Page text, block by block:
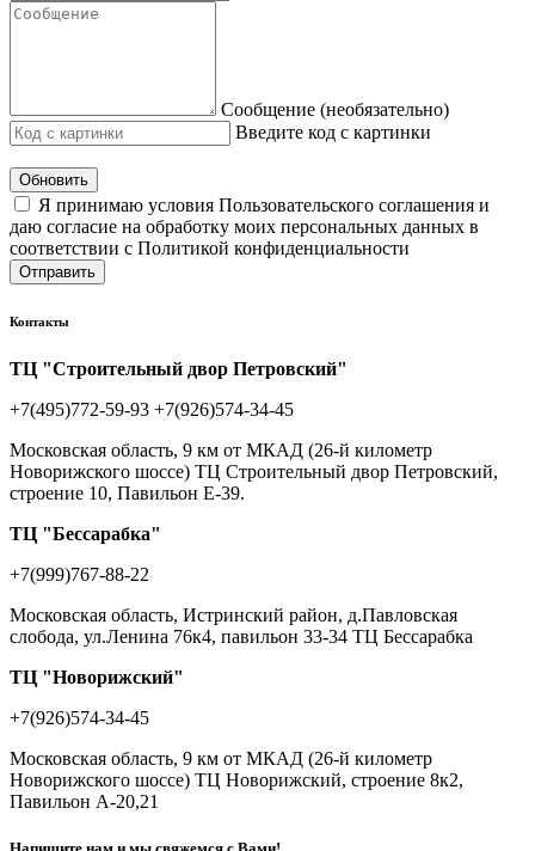
Сообщение (необязательно)
Введите код с картинки
Обновить
Я принимаю условия Пользовательского соглашения и
даю согласие на обработку моих персональных данных в
соответствии с Политикой конфиденциальности
Отправить
Контакты
ТЦ "Строительный двор Петровский"
+7(495)772-59-93 +7(926)574-34-45
Московская область, 9 км от МКАД (26-й километр
Новорижского шоссе) ТЦ Строительный двор Петровский,
строение 10, Павильон Е-39.
ТЦ "Бессарабка"
+7(999)767-88-22
Московская область, Истринский район, д.Павловская
слобода, ул.Ленина 76к4, павильон 33-34 ТЦ Бессарабка
ТЦ "Новорижский"
+7(926)574-34-45
Московская область, 9 км от МКАД (26-й километр
Новорижского шоссе) ТЦ Новорижский, строение 8к2,
Павильон А-20,21